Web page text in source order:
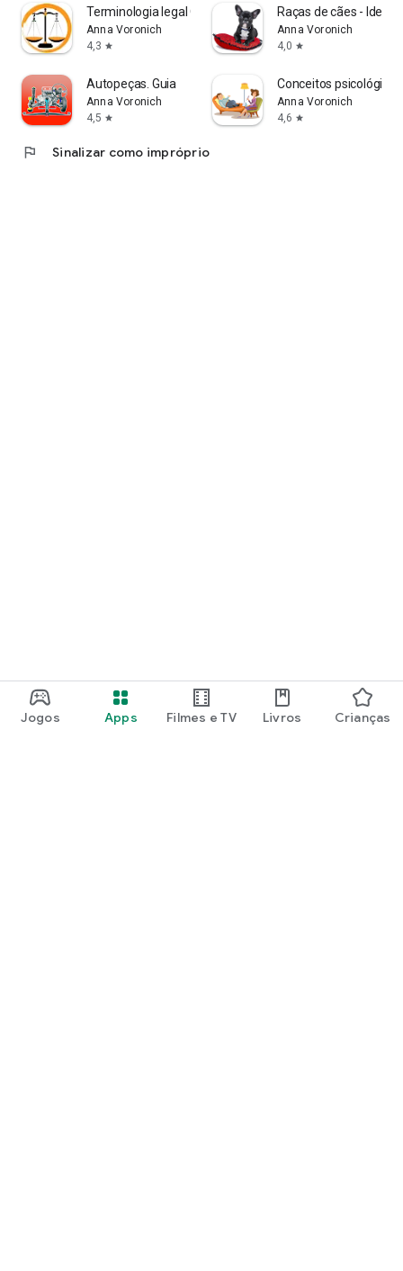
Jogos Apps Filmes e TV Livros Crianças
Terminologia legal Offline
Anna Voronich
4,3 star
Raças de cães -
Anna Voronich
4,0 star
Autopeças. Guia
Anna Voronich
4,5 star
Conceitos psicológicos
Anna Voronich
4,6 star
flag Sinalizar como impróprio